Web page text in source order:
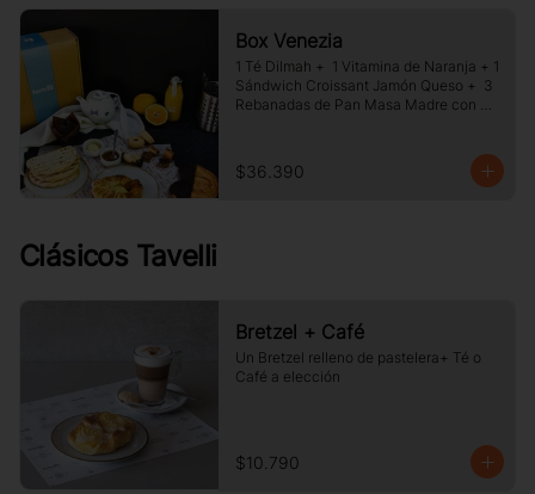
Box Venezia
1 Té Dilmah +  1 Vitamina de Naranja + 1
Sándwich Croissant Jamón Queso +  3
Rebanadas de Pan Masa Madre con
gr de Galletas Surtida.
$36.390
Clásicos Tavelli
Bretzel + Café
Un Bretzel relleno de pastelera+ Té o
Café a elección
$10.790